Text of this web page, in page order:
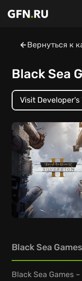
Вернуться к
Black Sea
Visit Developer's
Black Sea Games
Black Sea Games